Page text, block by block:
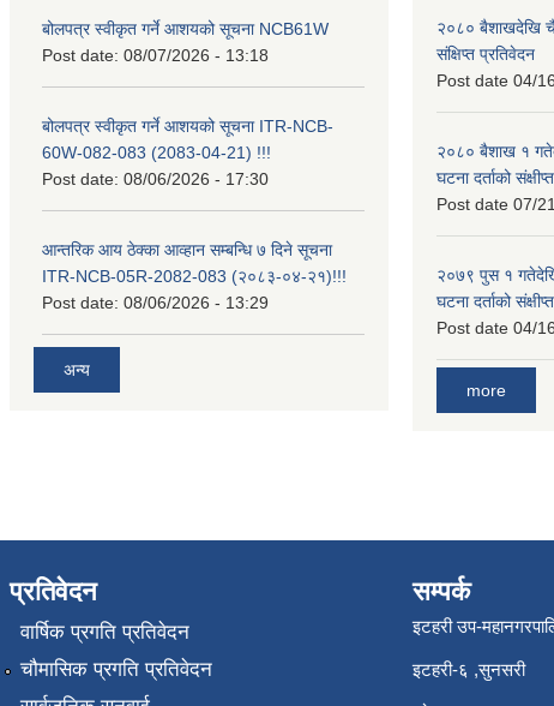
बोलपत्र स्वीकृत गर्ने आशयको सूचना NCB61W
Post date: 08/07/2026 - 13:18
बोलपत्र स्वीकृत गर्ने आशयको सूचना ITR-NCB-
60W-082-083 (2083-04-21) !!!
Post date: 08/06/2026 - 17:30
आन्तरिक आय ठेक्का आव्हान सम्बन्धि ७ दिने सूचना
ITR-NCB-05R-2082-083 (२०८३-०४-२१)!!!
Post date: 08/06/2026 - 13:29
अन्य
२०८० बैशाखदेखि
संक्षिप्त प्रतिवेदन
Post date 04/
२०८० बैशाख १
घटना दर्ताको
Post date 07/
२०७९ पुस १
घटना दर्ताको
Post date 04/
more
प्रतिवेदन
वार्षिक प्रगति प्रतिवेदन
चौमासिक प्रगति प्रतिवेदन
सम्पर्क
इटहरी उप-
इटहरी-६ ,सुनसरी